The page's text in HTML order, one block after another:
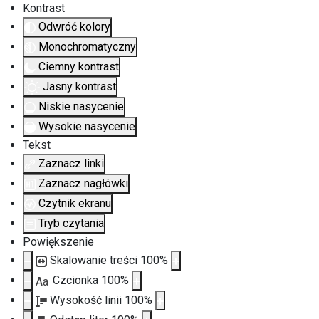
Kontrast
Odwróć kolory
Monochromatyczny
Ciemny kontrast
Jasny kontrast
Niskie nasycenie
Wysokie nasycenie
Tekst
Zaznacz linki
Zaznacz nagłówki
Czytnik ekranu
Tryb czytania
Powiększenie
Skalowanie treści 100%
Aa Czcionka 100%
Wysokość linii 100%